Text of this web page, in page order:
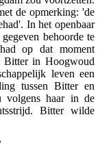
de opmerking: 'de
In het openbaar
behoorde te
op dat moment
Bitter in Hoogwoud
leven een
tussen Bitter en
volgens haar in de
Bitter wilde